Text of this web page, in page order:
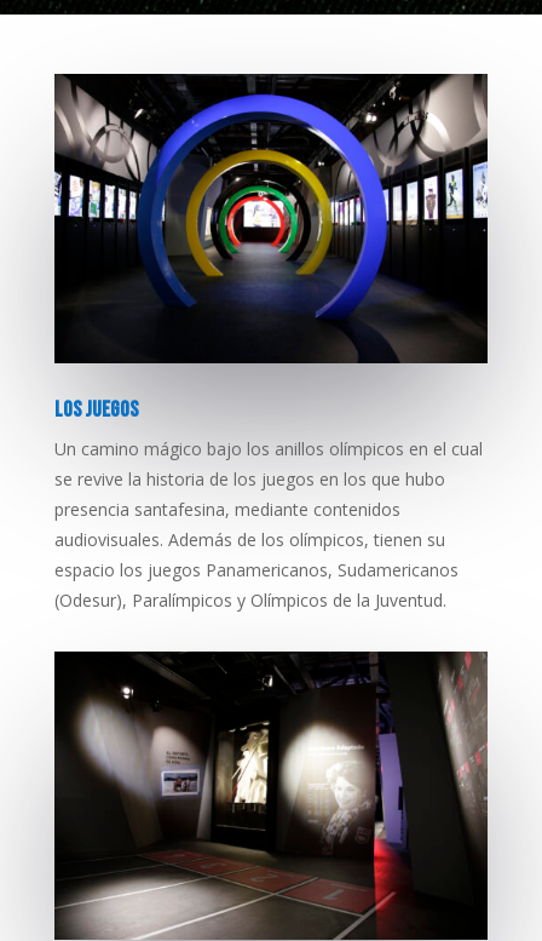
LOS JUEGOS
Un camino mágico bajo los anillos olímpicos en el cual
se revive la historia de los juegos en los que hubo
presencia santafesina, mediante contenidos
audiovisuales. Además de los olímpicos, tienen su
espacio los juegos Panamericanos, Sudamericanos
(Odesur), Paralímpicos y Olímpicos de la Juventud.